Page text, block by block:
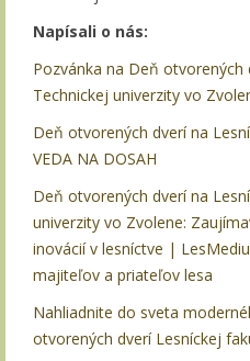
Napísali o nás:
Pozvánka na Deň otvorených
Technickej univerzity vo
Deň otvorených dverí na
VEDA NA DOSAH
Deň otvorených dverí na
univerzity vo Zvolene:
inovácií v lesníctve |
majiteľov a priateľov lesa
Nahliadnite do sveta
otvorených dverí Lesníckej